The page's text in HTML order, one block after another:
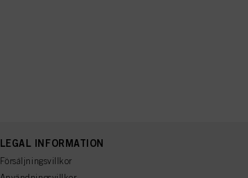
LEGAL INFORMATION
Försäljningsvillkor